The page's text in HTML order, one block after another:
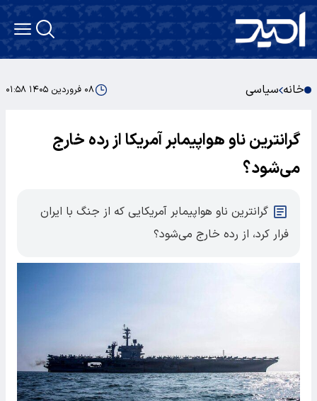
خانه سیاسی ۰۸ فروردین ۱۴۰۵ ۰۱:۵۸
گرانترین ناو هواپیمابر آمریکا از رده خارج
می‌شود؟
گرانترین ناو هواپیمابر آمریکایی که از جنگ با ایران
فرار کرد، از رده خارج می‌شود؟